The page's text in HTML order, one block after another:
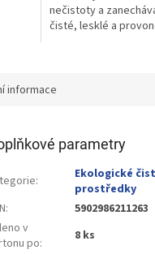
nečistoty a
čisté, lesklé a
informace
parametry
:
Ekologické
prostředky
:
5902986211263
v
po:
8 ks